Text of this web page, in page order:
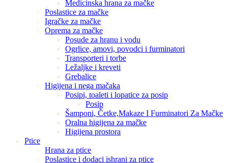
Medicinska hrana za mačke
Poslastice za mačke
Igračke za mačke
Oprema za mačke
Posude za hranu i vodu
Ogrlice, amovi, povodci i furminatori
Transporteri i torbe
Ležaljke i kreveti
Grebalice
Higijena i nega mačaka
Posipi, toaleti i lopatice za posip
Posip
Šamponi, Četke,Makaze I Furminatori Za Mačke
Oralna higijena za mačke
Higijena prostora
Ptice
Hrana za ptice
Poslastice i dodaci ishrani za ptice